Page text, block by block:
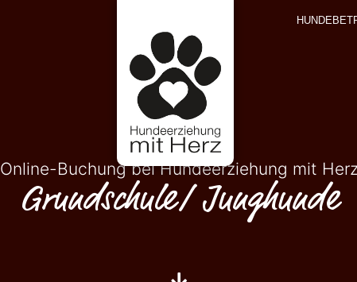
Online-Buchung bei Hundeerziehung mit
Grundschule/ Junghunde